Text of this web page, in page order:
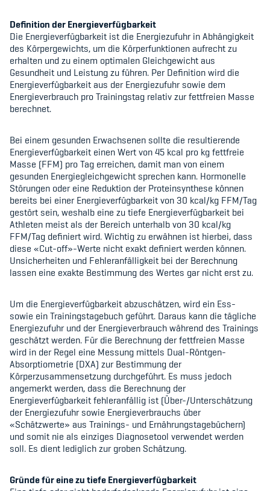
Definition der Energieverfügbarkeit
Die Energieverfügbarkeit ist die Energiezufuhr in Abhängigkeit
des Körpergewichts, um die Körperfunktionen aufrecht zu
erhalten und zu einem optimalen Gleichgewicht aus
Gesundheit und Leistung zu führen. Per Definition wird die
Energieverfügbarkeit aus der Energiezufuhr sowie dem
Energieverbrauch pro Trainingstag relativ zur fettfreien Masse
berechnet.
Bei einem gesunden Erwachsenen sollte die resultierende
Energieverfügbarkeit einen Wert von 45 kcal pro kg fettfreie
Masse (FFM) pro Tag erreichen, damit man von einem
gesunden Energiegleichgewicht sprechen kann. Hormonelle
Störungen oder eine Reduktion der Proteinsynthese können
bereits bei einer Energieverfügbarkeit von 30 kcal/kg FFM/Tag
gestört sein, weshalb eine zu tiefe Energieverfügbarkeit bei
Athleten meist als der Bereich unterhalb von 30 kcal/kg
FFM/Tag definiert wird. Wichtig zu erwähnen ist hierbei, dass
diese «Cut-off»-Werte nicht exakt definiert werden können.
Unsicherheiten und Fehleranfälligkeit bei der Berechnung
lassen eine exakte Bestimmung des Wertes gar nicht erst zu.
Um die Energieverfügbarkeit abzuschätzen, wird ein Ess-
sowie ein Trainingstagebuch geführt. Daraus kann die tägliche
Energiezufuhr und der Energieverbrauch während des Trainings
geschätzt werden. Für die Berechnung der fettfreien Masse
wird in der Regel eine Messung mittels Dual-Röntgen-
Absorptiometrie (DXA) zur Bestimmung der
Körperzusammensetzung durchgeführt. Es muss jedoch
angemerkt werden, dass die Berechnung der
Energieverfügbarkeit fehleranfällig ist (Über-/Unterschätzung
der Energiezufuhr sowie Energieverbrauchs über
«Schätzwerte» aus Trainings- und Ernährungstagebüchern)
und somit nie als einziges Diagnosetool verwendet werden
soll. Es dient lediglich zur groben Schätzung.
Gründe für eine zu tiefe Energieverfügbarkeit